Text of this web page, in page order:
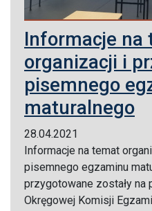
Informacje na
organizacji i
pisemnego
maturalnego
28.04.2021
Informacje na temat
pisemnego egzaminu
przygotowane zostały na
Okręgowej Komisji